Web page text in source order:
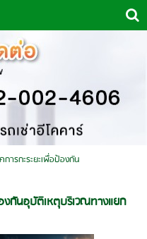
การกะระยะเพื่อป้องกัน
งกันอุบัติเหตุบริเวณทางแยก